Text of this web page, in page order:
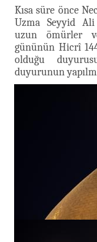
Kısa süre önce
Uzma Seyyid
uzun ömürler
gününün Hicrî
olduğu
duyurunun